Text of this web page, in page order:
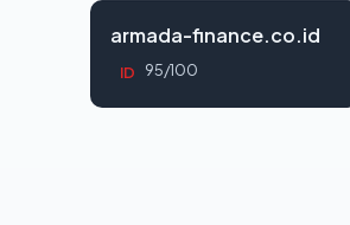
armada-finance.co.id
ID 95/100